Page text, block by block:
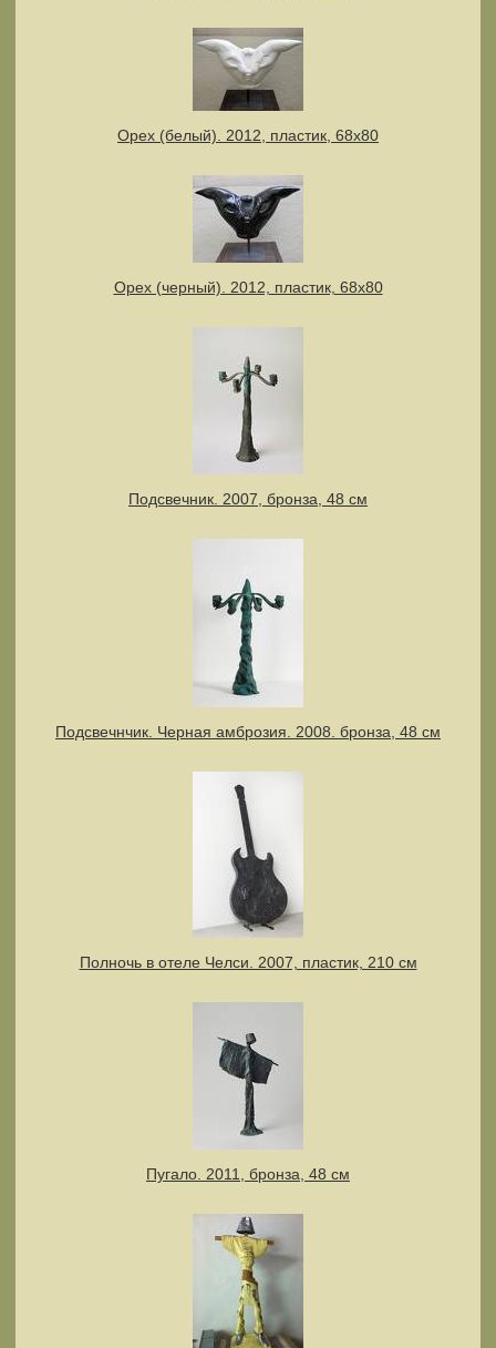
Орех (белый). 2012, пластик, 68х80
Орех (черный). 2012, пластик, 68х80
Подсвечник. 2007, бронза, 48 см
Подсвечнчик. Черная амброзия. 2008. бронза, 48 см
Полночь в отеле Челси. 2007, пластик, 210 см
Пугало. 2011, бронза, 48 см